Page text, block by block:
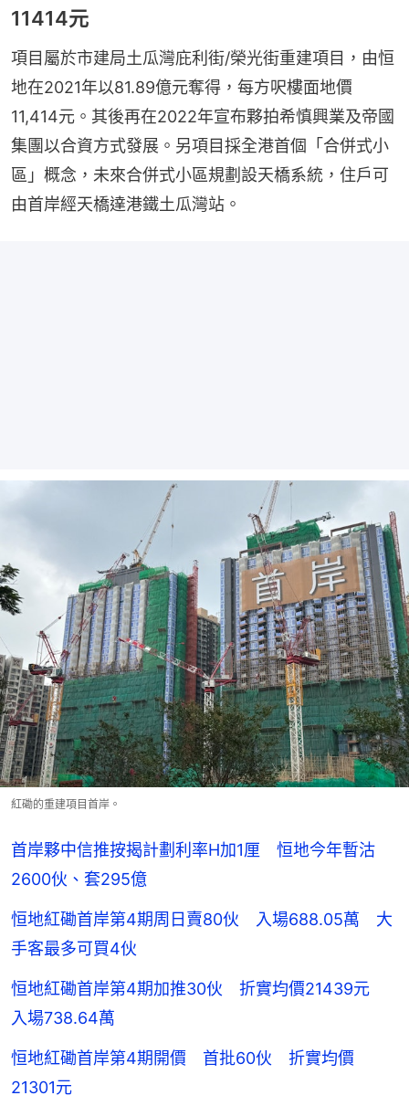
11414元
項目屬於市建局土瓜灣庇利街/榮光街重建項目，由恒
地在2021年以81.89億元奪得，每方呎樓面地價
11,414元。其後再在2022年宣布夥拍希慎興業及帝國
集團以合資方式發展。另項目採全港首個「合併式小
區」概念，未來合併式小區規劃設天橋系統，住戶可
由首岸經天橋達港鐵土瓜灣站。
紅磡的重建項目首岸。
首岸夥中信推按揭計劃利率H加1厘 恒地今年暫沽
2600伙、套295億
恒地紅磡首岸第4期周日賣80伙 入場688.05萬 大
手客最多可買4伙
恒地紅磡首岸第4期加推30伙 折實均價21439元
入場738.64萬
恒地紅磡首岸第4期開價 首批60伙 折實均價
21301元